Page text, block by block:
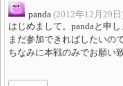
panda (2012年12月29日
はじめまして。pandaと申し
まだ参加できればしたいの
ちなみに本戦のみでお願い